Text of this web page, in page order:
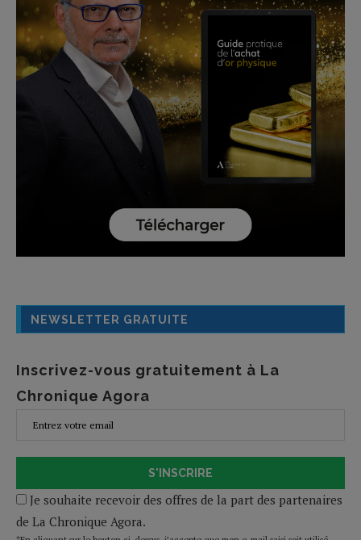
NEWSLETTER GRATUITE
Inscrivez-vous gratuitement à La
Chronique Agora
S'INSCRIRE
Je souhaite recevoir des offres de la part des partenaires
de La Chronique Agora.